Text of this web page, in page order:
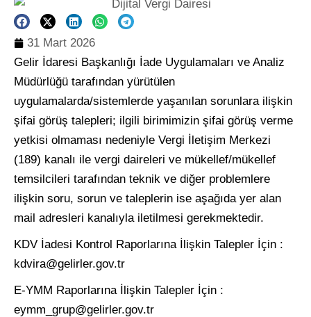
31 Mart 2026
Gelir İdaresi Başkanlığı İade Uygulamaları ve Analiz
Müdürlüğü tarafından yürütülen
uygulamalarda/sistemlerde yaşanılan sorunlara ilişkin
şifai görüş talepleri; ilgili birimimizin şifai görüş verme
yetkisi olmaması nedeniyle Vergi İletişim Merkezi
(189) kanalı ile vergi daireleri ve mükellef/mükellef
temsilcileri tarafından teknik ve diğer problemlere
ilişkin soru, sorun ve taleplerin ise aşağıda yer alan
mail adresleri kanalıyla iletilmesi gerekmektedir.
KDV İadesi Kontrol Raporlarına İlişkin Talepler İçin :
kdvira@gelirler.gov.tr
E-YMM Raporlarına İlişkin Talepler İçin :
eymm_grup@gelirler.gov.tr